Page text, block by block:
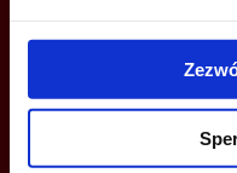
MOŻESZ TEŻ ZOSTAWIĆ
Z TOBĄ